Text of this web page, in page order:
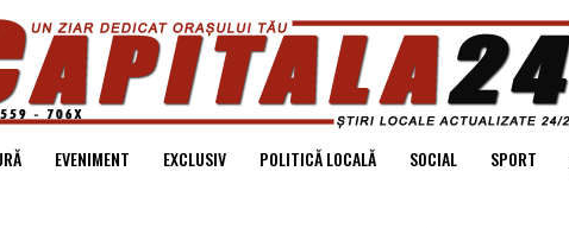
EVENIMENT EXCLUSIV POLITICĂ LOCALĂ SOCIAL SPORT